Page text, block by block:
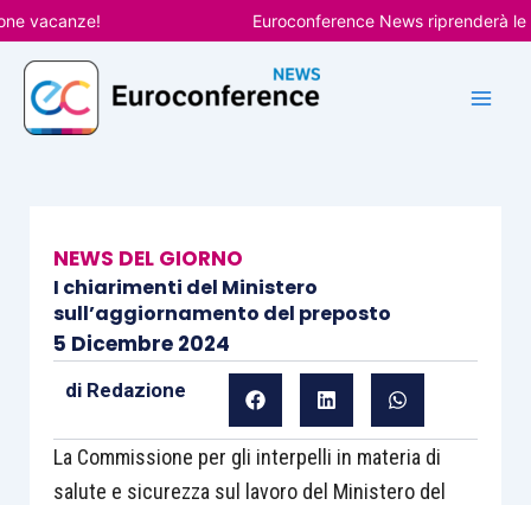
Vai
al
contenuto
Euroconference News riprenderà le
NEWS DEL GIORNO
I chiarimenti del Ministero
sull’aggiornamento del preposto
5 Dicembre 2024
di Redazione
La Commissione per gli interpelli in materia di
salute e sicurezza sul lavoro del Ministero del